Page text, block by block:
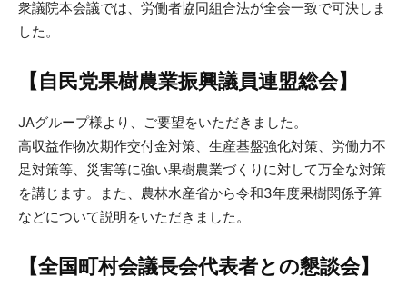
衆議院本会議では、労働者協同組合法が全会一致で可決しま
した。
【自民党果樹農業振興議員連盟総会】
JAグループ様より、ご要望をいただきました。
高収益作物次期作交付金対策、生産基盤強化対策、労働力不
足対策等、災害等に強い果樹農業づくりに対して万全な対策
を講じます。また、農林水産省から令和3年度果樹関係予算
などについて説明をいただきました。
【全国町村会議長会代表者との懇談会】